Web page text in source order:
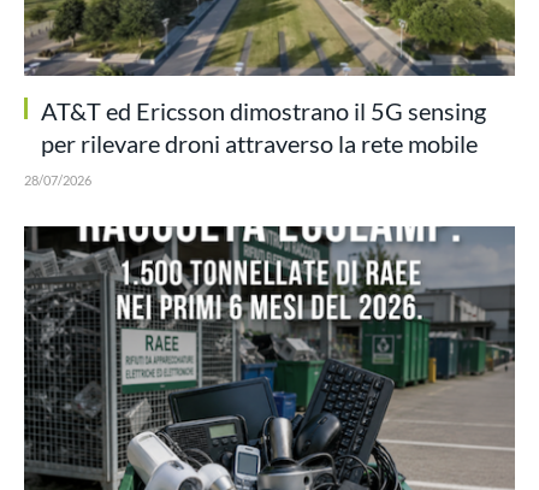
AT&T ed Ericsson dimostrano il 5G sensing
per rilevare droni attraverso la rete mobile
28/07/2026